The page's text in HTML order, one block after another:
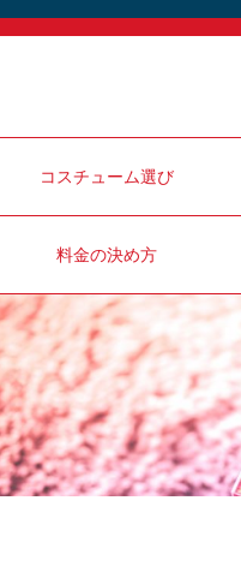
コスチューム選び
料金の決め方